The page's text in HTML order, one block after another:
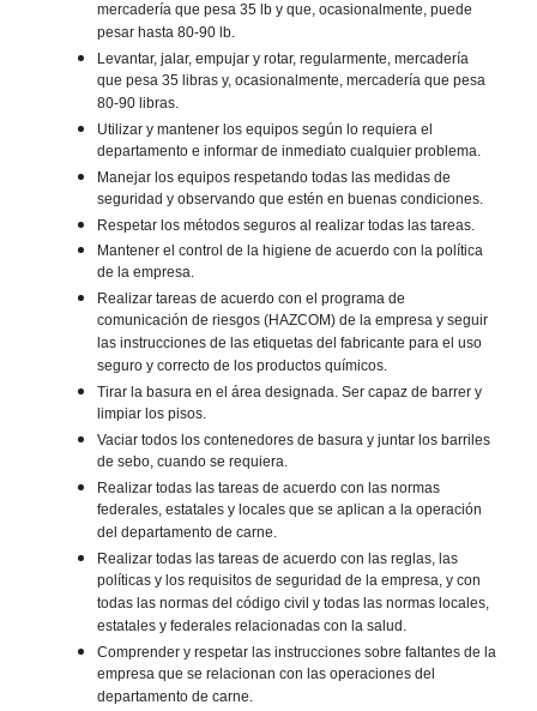
mercadería que pesa 35 lb y que, ocasionalmente, puede
pesar hasta 80-90 lb.
Levantar, jalar, empujar y rotar, regularmente, mercadería
que pesa 35 libras y, ocasionalmente, mercadería que pesa
80-90 libras.
Utilizar y mantener los equipos según lo requiera el
departamento e informar de inmediato cualquier problema.
Manejar los equipos respetando todas las medidas de
seguridad y observando que estén en buenas condiciones.
Respetar los métodos seguros al realizar todas las tareas.
Mantener el control de la higiene de acuerdo con la política
de la empresa.
Realizar tareas de acuerdo con el programa de
comunicación de riesgos (HAZCOM) de la empresa y seguir
las instrucciones de las etiquetas del fabricante para el uso
seguro y correcto de los productos químicos.
Tirar la basura en el área designada. Ser capaz de barrer y
limpiar los pisos.
Vaciar todos los contenedores de basura y juntar los barriles
de sebo, cuando se requiera.
Realizar todas las tareas de acuerdo con las normas
federales, estatales y locales que se aplican a la operación
del departamento de carne.
Realizar todas las tareas de acuerdo con las reglas, las
políticas y los requisitos de seguridad de la empresa, y con
todas las normas del código civil y todas las normas locales,
estatales y federales relacionadas con la salud.
Comprender y respetar las instrucciones sobre faltantes de la
empresa que se relacionan con las operaciones del
departamento de carne.